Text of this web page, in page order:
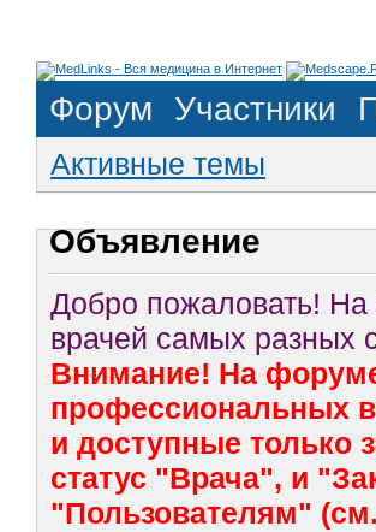
Форум Участники
Активные темы
Объявление
Добро пожаловать!
врачей самых разных
Внимание! На
профессиональных
и доступные только
статус "Врача", и
"Пользователям"